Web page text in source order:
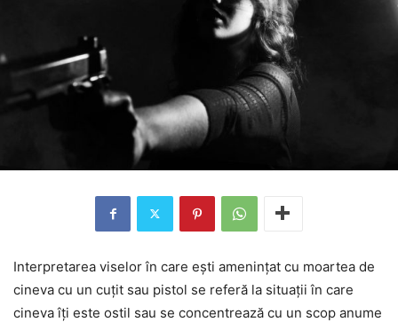
Interpretarea viselor în care ești amenințat cu moartea de
cineva cu un cuțit sau pistol se referă la situații în care
cineva îți este ostil sau se concentrează cu un scop anume